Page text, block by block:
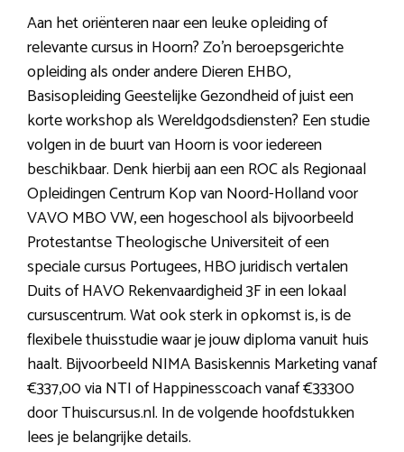
Aan het oriënteren naar een leuke opleiding of
relevante cursus in Hoorn? Zo’n beroepsgerichte
opleiding als onder andere Dieren EHBO,
Basisopleiding Geestelijke Gezondheid of juist een
korte workshop als Wereldgodsdiensten? Een studie
volgen in de buurt van Hoorn is voor iedereen
beschikbaar. Denk hierbij aan een ROC als Regionaal
Opleidingen Centrum Kop van Noord-Holland voor
VAVO MBO VW, een hogeschool als bijvoorbeeld
Protestantse Theologische Universiteit of een
speciale cursus Portugees, HBO juridisch vertalen
Duits of HAVO Rekenvaardigheid 3F in een lokaal
cursuscentrum. Wat ook sterk in opkomst is, is de
flexibele thuisstudie waar je jouw diploma vanuit huis
haalt. Bijvoorbeeld NIMA Basiskennis Marketing vanaf
€337,00 via NTI of Happinesscoach vanaf €33300
door Thuiscursus.nl. In de volgende hoofdstukken
lees je belangrijke details.